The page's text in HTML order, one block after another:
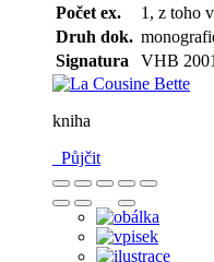
Počet ex.
1, z toho
Druh dok.
Signatura
VHB 2001
kniha
Půjčit